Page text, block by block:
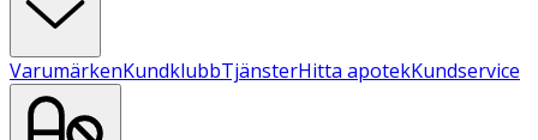
VarumärkenKundklubbTjänsterHitta apotekKundservice